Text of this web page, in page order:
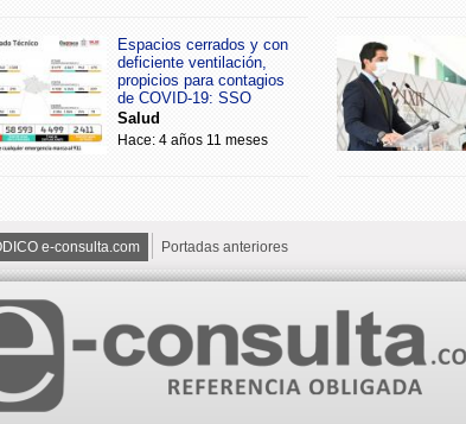
Espacios cerrados y con
deficiente ventilación,
propicios para contagios
de COVID-19: SSO
Salud
Hace: 4 años 11 meses
e-consulta.com Portadas anteriores